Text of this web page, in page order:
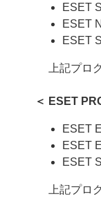
ESET
ESET
ESET
上記プロ
＜ ESET
ESET
ESET
ESET
上記プロ